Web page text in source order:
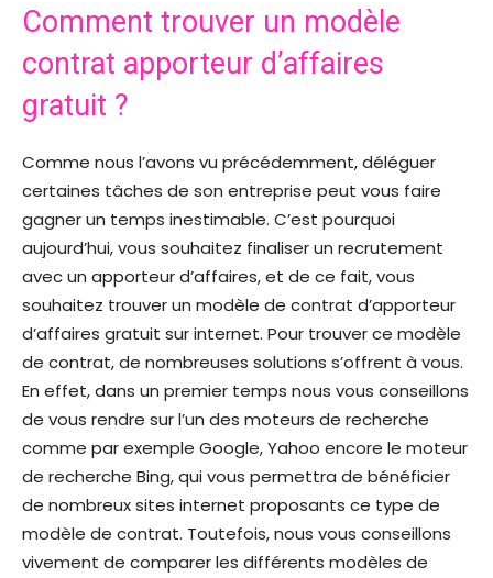
Comment trouver un modèle
contrat apporteur d’affaires
gratuit ?
Comme nous l’avons vu précédemment, déléguer
certaines tâches de son entreprise peut vous faire
gagner un temps inestimable. C’est pourquoi
aujourd’hui, vous souhaitez finaliser un recrutement
avec un apporteur d’affaires, et de ce fait, vous
souhaitez trouver un modèle de contrat d’apporteur
d’affaires gratuit sur internet. Pour trouver ce modèle
de contrat, de nombreuses solutions s’offrent à vous.
En effet, dans un premier temps nous vous conseillons
de vous rendre sur l’un des moteurs de recherche
comme par exemple Google, Yahoo encore le moteur
de recherche Bing, qui vous permettra de bénéficier
de nombreux sites internet proposants ce type de
modèle de contrat. Toutefois, nous vous conseillons
vivement de comparer les différents modèles de